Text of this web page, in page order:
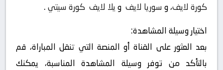
كورة لايف، وسوريا لايف ويلا لايف كورة سيتي.
اختيار وسيلة المشاهدة:
بعد العثور على القناة أو المنصة التي تنقل المباراة، قم
بالتأكد من توفر وسيلة المشاهدة المناسبة، يمكنك